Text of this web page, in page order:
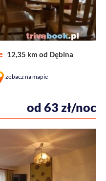
12,35 km od Dębina
zobacz na mapie
od 63 zł/noc